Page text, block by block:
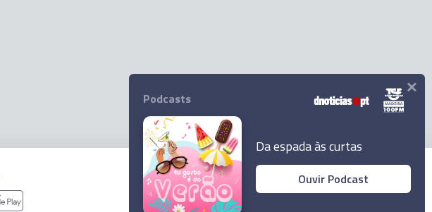
© 2026 Empresa Diário de Notícias, Lda.
Podcasts
Da espada às curtas
Ouvir Podcast
×